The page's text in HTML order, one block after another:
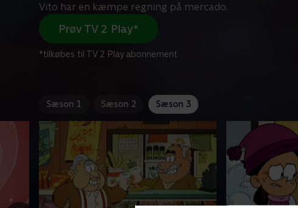
Vito har en kæmpe regning på mercado.
Prøv TV 2 Play*
*tilkøbes til TV 2 Play abonnement
Sæson 1 Sæson 2 Sæson 3